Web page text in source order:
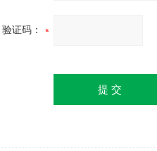
验证码：